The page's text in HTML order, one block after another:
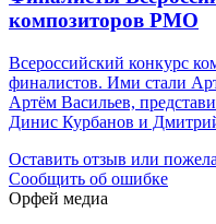
композиторов РМО
Всероссийский конкурс
финалистов. Ими стали
Артём Васильев,
Динис Курбанов и
Оставить отзыв или
Сообщить об ошибке
Орфей медиа